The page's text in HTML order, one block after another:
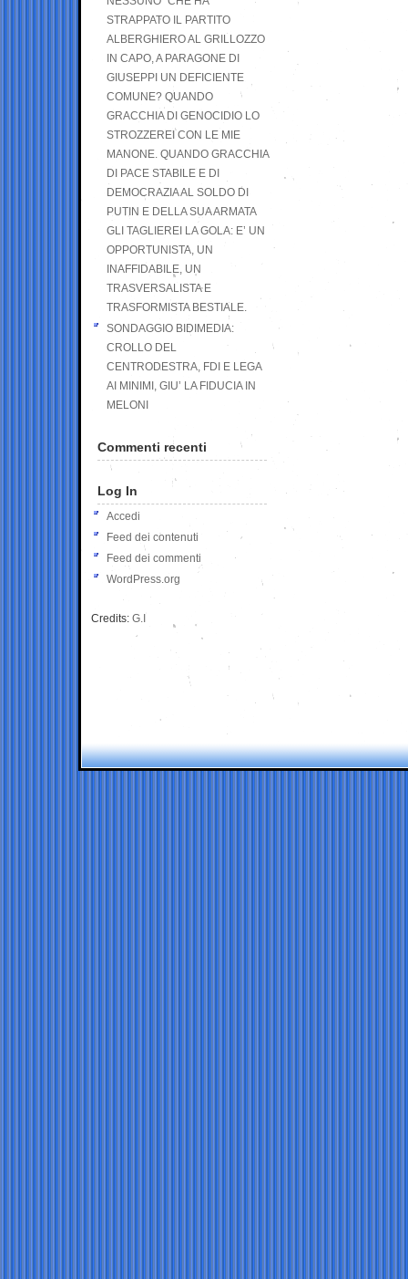
STRAPPATO IL PARTITO
ALBERGHIERO AL GRILLOZZO
IN CAPO, A PARAGONE DI
GIUSEPPI UN DEFICIENTE
COMUNE? QUANDO
GRACCHIA DI GENOCIDIO LO
STROZZEREI CON LE MIE
MANONE. QUANDO GRACCHIA
DI PACE STABILE E DI
DEMOCRAZIA AL SOLDO DI
PUTIN E DELLA SUA ARMATA
GLI TAGLIEREI LA GOLA: E’ UN
OPPORTUNISTA, UN
INAFFIDABILE, UN
TRASVERSALISTA E
TRASFORMISTA BESTIALE.
SONDAGGIO BIDIMEDIA:
CROLLO DEL
CENTRODESTRA, FDI E LEGA
AI MINIMI, GIU’ LA FIDUCIA IN
MELONI
Commenti recenti
Log In
Accedi
Feed dei contenuti
Feed dei commenti
WordPress.org
Credits: G.I